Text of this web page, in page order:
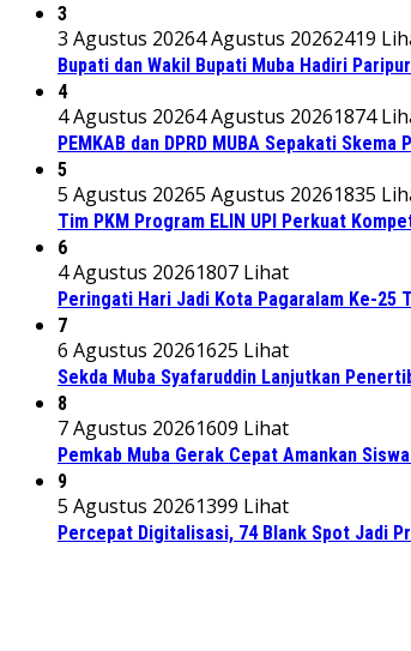
3
3 Agustus 20264 Agustus 20262419
Bupati dan Wakil Bupati Muba Hadiri
4
4 Agustus 20264 Agustus 20261874
PEMKAB dan DPRD MUBA Sepakati
5
5 Agustus 20265 Agustus 20261835
Tim PKM Program ELIN UPI Perkuat
6
4 Agustus 20261807 Lihat
Peringati Hari Jadi Kota Pagaralam Ke-25
7
6 Agustus 20261625 Lihat
Sekda Muba Syafaruddin Lanjutkan
8
7 Agustus 20261609 Lihat
Pemkab Muba Gerak Cepat Amankan
9
5 Agustus 20261399 Lihat
Percepat Digitalisasi, 74 Blank Spot Jadi